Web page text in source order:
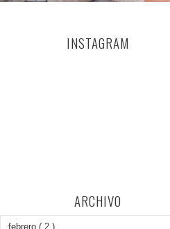
INSTAGRAM
ARCHIVO